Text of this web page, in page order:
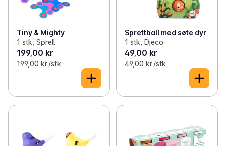
Tiny & Mighty
1 stk, Sprell
199,00 kr
199,00 kr /stk
Sprettball med søte dyr
1 stk, Djeco
49,00 kr
49,00 kr /stk